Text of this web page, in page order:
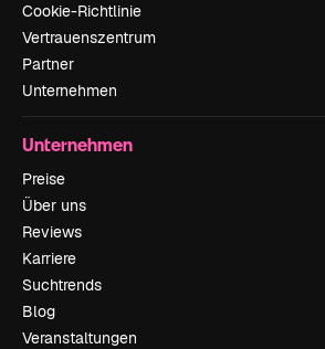
Cookie-Richtlinie
Vertrauenszentrum
Partner
Unternehmen
Unternehmen
Preise
Über uns
Reviews
Karriere
Suchtrends
Blog
Veranstaltungen